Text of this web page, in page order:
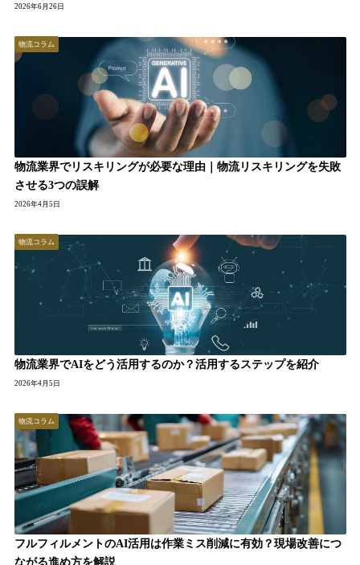
2026年6月26日
物流業界でリスキリングが必要な理由｜物流リスキリングを失敗
させる3つの誤解
2026年4月5日
物流コラム
物流業界でAIをどう活用するのか？活用するステップを紹介
2026年4月5日
物流コラム
フルフィルメントのAI活用は作業ミス削減に有効？現場改善につ
ながる進め方を解説
物流コラム